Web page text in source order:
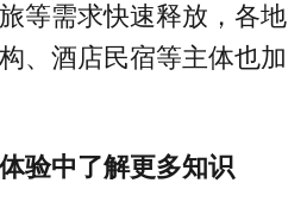
等需求快速释放，各地
、酒店民宿等主体也加
验中了解更多知识